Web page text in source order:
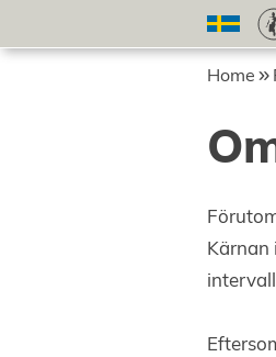
Home
Kärnan